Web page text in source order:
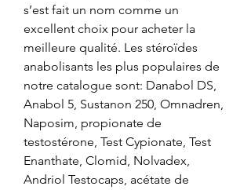
s’est fait un nom comme un
excellent choix pour acheter la
meilleure qualité. Les stéroïdes
anabolisants les plus populaires de
notre catalogue sont: Danabol DS,
Anabol 5, Sustanon 250, Omnadren,
Naposim, propionate de
testostérone, Test Cypionate, Test
Enanthate, Clomid, Nolvadex,
Andriol Testocaps, acétate de